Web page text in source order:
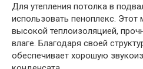
Для утепления потолка в
использовать пеноплекс. Этот
высокой теплоизоляцией,
влаге. Благодаря своей
обеспечивает хорошую